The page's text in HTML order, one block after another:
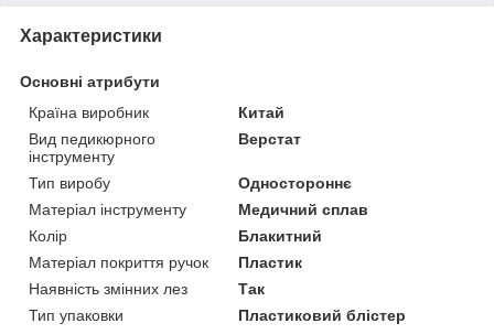
Характеристики
Основні атрибути
Країна виробник
Китай
Вид педикюрного
інструменту
Верстат
Тип виробу
Одностороннє
Матеріал інструменту
Медичний сплав
Колір
Блакитний
Матеріал покриття ручок
Пластик
Наявність змінних лез
Так
Тип упаковки
Пластиковий блістер